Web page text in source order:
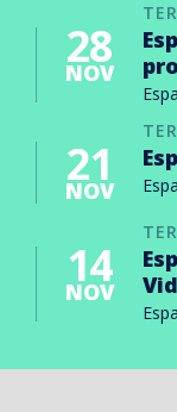
28
NOV
21
NOV
14
NOV